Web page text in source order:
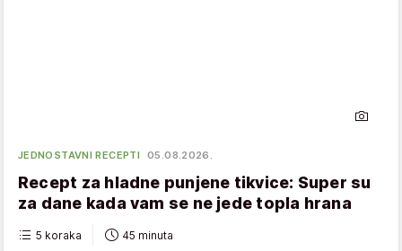
JEDNOSTAVNI RECEPTI 05.08.2026.
Recept za hladne punjene tikvice: Super su
za dane kada vam se ne jede topla hrana
5 koraka 45 minuta